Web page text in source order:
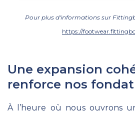
Pour plus d'informations sur
https://
Une expansion
renforce nos
À l’heure où nous ouvrons